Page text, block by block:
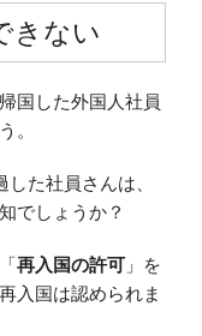
きない
国した外国人社員
。
た社員さんは、
でしょうか？
再入国の許可 」を
入国は認められま